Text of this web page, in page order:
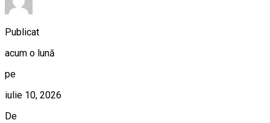
Publicat
acum o lună
pe
iulie 10, 2026
De